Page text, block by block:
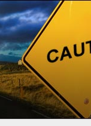
Technical analysis